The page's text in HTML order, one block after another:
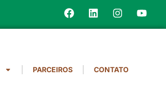
PARCEIROS CONTATO